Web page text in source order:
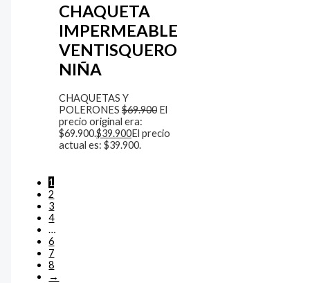
CHAQUETA
IMPERMEABLE
VENTISQUERO
NIÑA
CHAQUETAS Y
POLERONES$69.900 El
precio original era:
$69.900.$39.900El precio
actual es: $39.900.
1
2
3
4
…
6
7
8
→